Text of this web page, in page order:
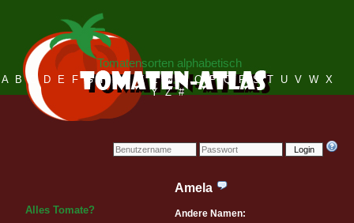
Login
Tomatensorten alphabetisch
A B C D E F G H I J K L M N O P Q R S T U V W X
Y Z #
Alles Tomate?
Amela
Andere Namen: